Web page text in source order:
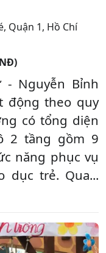
, Quận 1, Hồ Chí
- Nguyễn Bỉnh
động theo quy
có tổng diện
2 tầng gồm 9
năng phục vụ
dục trẻ. Qua...